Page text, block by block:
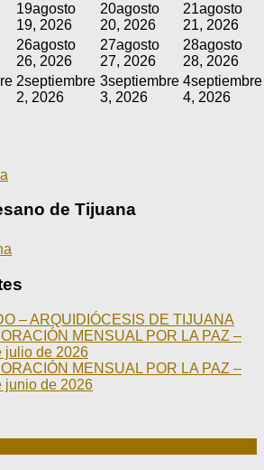
19agosto
19, 2026
20agosto
20, 2026
21agosto
21, 2026
26agosto
26, 2026
27agosto
27, 2026
28agosto
28, 2026
2septiembre
2, 2026
3septiembre
3, 2026
4septiembre
4, 2026
de Tijuana
– ARQUIDIÓCESIS DE TIJUANA
MENSUAL POR LA PAZ –
julio de 2026
MENSUAL POR LA PAZ –
junio de 2026